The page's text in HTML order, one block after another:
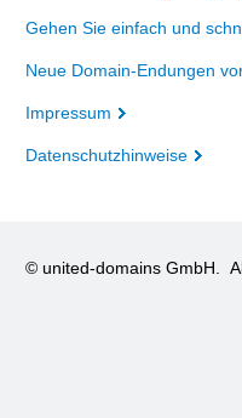
Gehen Sie einfach und
Neue Domain-Endungen
Impressum
Datenschutzhinweise
© united-domains GmbH.